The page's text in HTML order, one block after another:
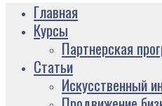
Главная
Курсы
Партнерская
Статьи
Искусственный